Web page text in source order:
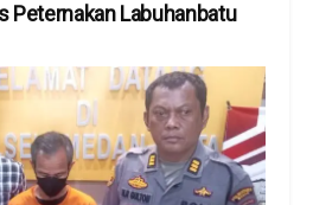
Peternakan Labuhanbatu